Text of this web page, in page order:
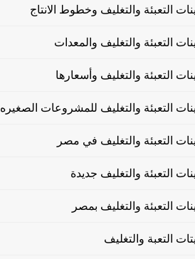
التعبئة والتغليف وخطوط الانتاج
التعبئة والتغليف والمعدات
التعبئة والتغليف وأسعارها
التعبئة والتغليف للمشروعات الصغيره
التعبئة والتغليف في مصر
التعبئة والتغليف جديدة
التعبئة والتغليف بمصر
التعبة والتغليف